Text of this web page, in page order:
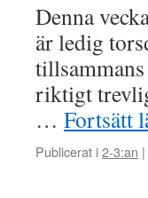
Denna
är ledig
riktigt
… Fortsätt
Publicerat i2-3:an |